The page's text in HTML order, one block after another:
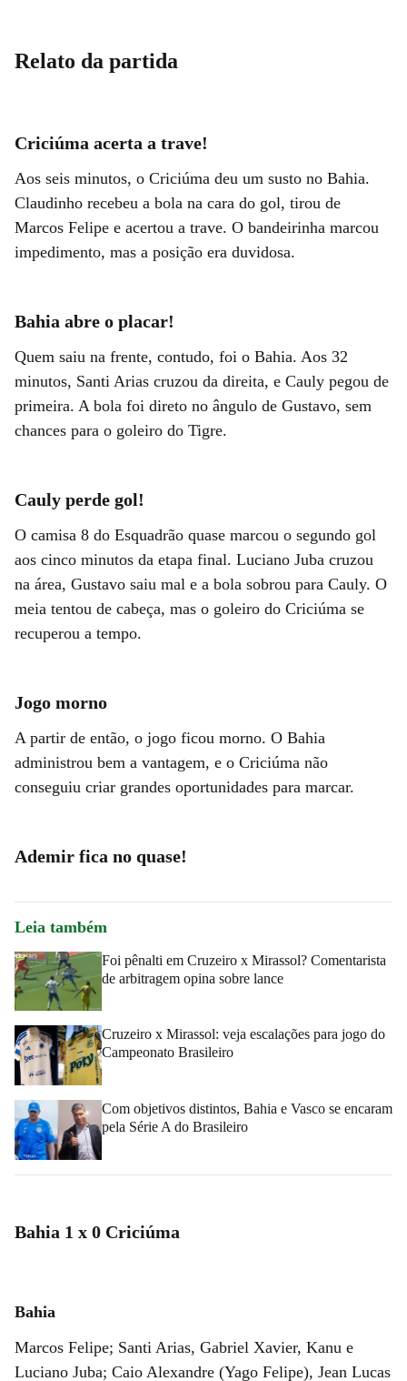
Relato da partida
Criciúma acerta a trave!
Aos seis minutos, o Criciúma deu um susto no Bahia.
Claudinho recebeu a bola na cara do gol, tirou de
Marcos Felipe e acertou a trave. O bandeirinha marcou
impedimento, mas a posição era duvidosa.
Bahia abre o placar!
Quem saiu na frente, contudo, foi o Bahia. Aos 32
minutos, Santi Arias cruzou da direita, e Cauly pegou de
primeira. A bola foi direto no ângulo de Gustavo, sem
chances para o goleiro do Tigre.
Cauly perde gol!
O camisa 8 do Esquadrão quase marcou o segundo gol
aos cinco minutos da etapa final. Luciano Juba cruzou
na área, Gustavo saiu mal e a bola sobrou para Cauly. O
meia tentou de cabeça, mas o goleiro do Criciúma se
recuperou a tempo.
Jogo morno
A partir de então, o jogo ficou morno. O Bahia
administrou bem a vantagem, e o Criciúma não
conseguiu criar grandes oportunidades para marcar.
Ademir fica no quase!
Leia também
Foi pênalti em Cruzeiro x Mirassol? Comentarista
de arbitragem opina sobre lance
Cruzeiro x Mirassol: veja escalações para jogo do
Campeonato Brasileiro
Com objetivos distintos, Bahia e Vasco se encaram
pela Série A do Brasileiro
Bahia 1 x 0 Criciúma
Bahia
Marcos Felipe; Santi Arias, Gabriel Xavier, Kanu e
Luciano Juba; Caio Alexandre (Yago Felipe), Jean Lucas